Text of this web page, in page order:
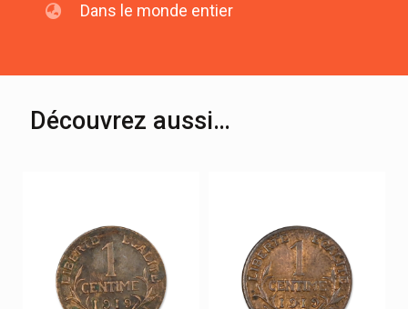
Dans le monde entier
Découvrez aussi…